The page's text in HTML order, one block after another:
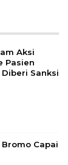
Aksi
Pasien
Diberi Sanksi
Capai